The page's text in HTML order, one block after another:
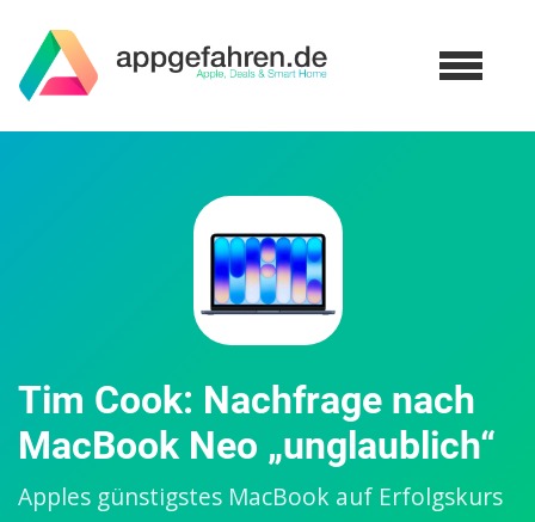
Tim Cook: Nachfrage nach
MacBook Neo „unglaublich“
Apples günstigstes MacBook auf Erfolgskurs